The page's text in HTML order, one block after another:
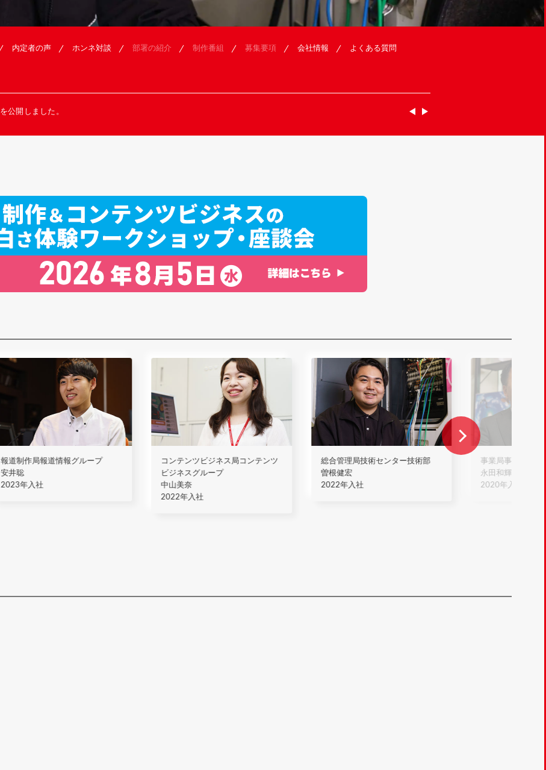
内定者の声 ホンネ対談 部署の紹介 制作番組 募集要項 会社情報 よくある質問
報道制作局報道情報グループ
安井聡
2023年入社
コンテンツビジネス局コンテンツ
ビジネスグループ
中山美奈
2022年入社
総合管理局技術センター技術部
曽根健宏
2022年入社
事業局事業部
永田和輝
2020年入社